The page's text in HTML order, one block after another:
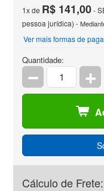
1x de R$ 141,00-
pessoa jurídica) -
Ver mais formas de
Quantidade:
Cálculo de Frete: